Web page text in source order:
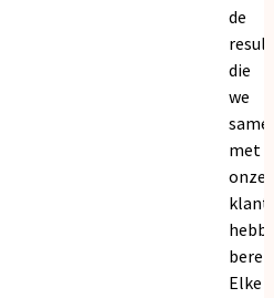
de
die
we
met
onze
Elke